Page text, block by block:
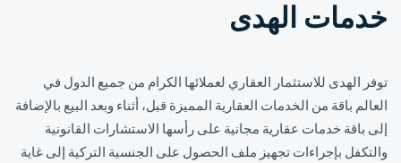
خدمات الهدى
توفر الهدى للاستثمار العقاري لعملائها الكرام من جميع الدول في
العالم باقة من الخدمات العقارية المميزة قبل، أثناء وبعد البيع بالإضافة
إلى باقة خدمات عقارية مجانية على رأسها الاستشارات القانونية
والتكفل بإجراءات تجهيز ملف الحصول على الجنسية التركية إلى غاية